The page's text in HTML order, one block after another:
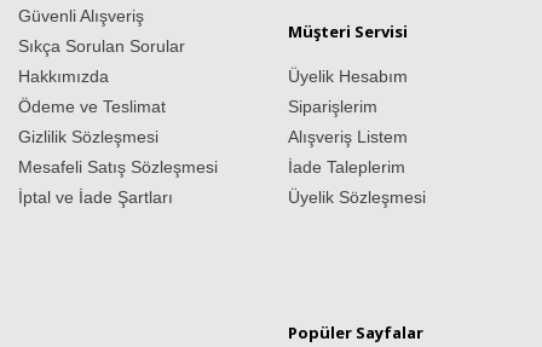
Güvenli Alışveriş
Sıkça Sorulan Sorular
Hakkımızda
Ödeme ve Teslimat
Gizlilik Sözleşmesi
Mesafeli Satış Sözleşmesi
İptal ve İade Şartları
Müşteri Servisi
Üyelik Hesabım
Siparişlerim
Alışveriş Listem
İade Taleplerim
Üyelik Sözleşmesi
Popüler Sayfalar